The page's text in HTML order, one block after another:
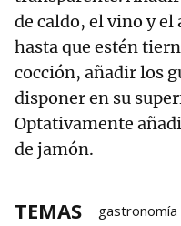
de caldo, el vino y el
hasta que estén
cocción, añadir los
disponer en su
Optativamente
de jamón.
TEMAS gastronomía